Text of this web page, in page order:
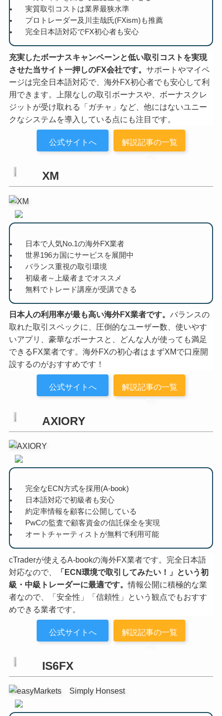
実質取引コストは業界最狭水準
プロトレーダー及川圭哉氏(FXism)も推薦
完全日本語対応でFX初心者も安心
充実したボーナスキャンペーンと低い取引コストを実現
させた当サイト一押しのFX会社です。 サポートやマイペ
ージは完全日本語対応で、海外FX初心者でも安心して利
用できます。上限なしの取引ボーナスや、ボーナスクレ
ジットが受け取れる「ガチャ」など、他にはないユニー
クなシステムを導入している点にも注目です。
公式サイトへ
解説記事の一覧
へ
XM
日本で人気No.1の海外FX業者
世界196カ国にサービスを展開中
バランス重視の取引環境
初級者～上級者までオススメ
無料でトレード講座が受講できる
日本人の利用率が最も高い海外FX業者です。 バランスの
取れた取引スペックに、圧倒的なユーザー数、使いやす
いアプリ、豪華なボーナスと、どんな人が使っても満足
できるFX業者です。海外FXの初心者はまずXMで口座開
設するのがおすすめです！
公式サイトへ
解説記事の一覧
へ
AXIORY
完全なECN方式を採用(A-book)
日本語対応で初級者も安心
約定率情報を顧客に公開している
PwCの監査で顧客資金の信託保全を実現
オートチャーティストが無料で利用可能
cTraderが使えるA-bookの海外FX業者です。完全日本語
対応なので、
「ECN環境で取引してみたい！」という初
級・中級トレーダーに最適です。情報公開に積極的な業
者なので、「安全性」「信頼性」という観点でもおすす
めできる業者です。
公式サイトへ
解説記事の一覧
へ
IS6FX